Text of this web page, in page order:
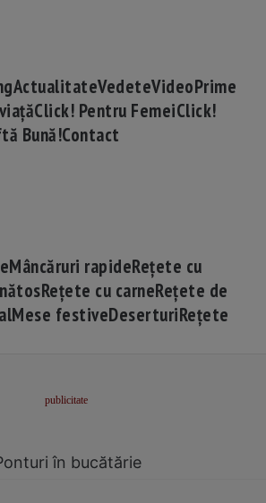
ActualitateVedeteVideoPrime
Click! Pentru FemeiClick!
Bună!Contact
Mâncăruri rapideRețete cu
Rețete cu carneRețete de
Mese festiveDeserturiRețete
în bucătărie